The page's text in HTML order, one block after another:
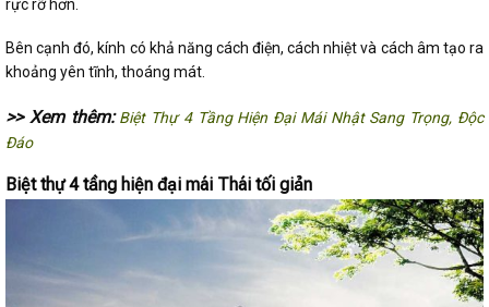
rực rỡ hơn.
Bên cạnh đó, kính có khả năng cách điện, cách nhiệt và cách âm tạo ra
khoảng yên tĩnh, thoáng mát.
>> Xem thêm: Biệt Thự 4 Tầng Hiện Đại Mái Nhật Sang Trọng, Độc
Đáo
Biệt thự 4 tầng hiện đại mái Thái tối giản